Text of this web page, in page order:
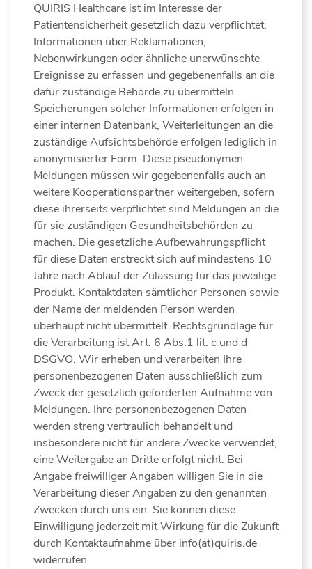
QUIRIS Healthcare ist im Interesse der
Patientensicherheit gesetzlich dazu verpflichtet,
Informationen über Reklamationen,
Nebenwirkungen oder ähnliche unerwünschte
Ereignisse zu erfassen und gegebenenfalls an die
dafür zuständige Behörde zu übermitteln.
Speicherungen solcher Informationen erfolgen in
einer internen Datenbank, Weiterleitungen an die
zuständige Aufsichtsbehörde erfolgen lediglich in
anonymisierter Form. Diese pseudonymen
Meldungen müssen wir gegebenenfalls auch an
weitere Kooperationspartner weitergeben, sofern
diese ihrerseits verpflichtet sind Meldungen an die
für sie zuständigen Gesundheitsbehörden zu
machen. Die gesetzliche Aufbewahrungspflicht
für diese Daten erstreckt sich auf mindestens 10
Jahre nach Ablauf der Zulassung für das jeweilige
Produkt. Kontaktdaten sämtlicher Personen sowie
der Name der meldenden Person werden
überhaupt nicht übermittelt. Rechtsgrundlage für
die Verarbeitung ist Art. 6 Abs.1 lit. c und d
DSGVO. Wir erheben und verarbeiten Ihre
personenbezogenen Daten ausschließlich zum
Zweck der gesetzlich geforderten Aufnahme von
Meldungen. Ihre personenbezogenen Daten
werden streng vertraulich behandelt und
insbesondere nicht für andere Zwecke verwendet,
eine Weitergabe an Dritte erfolgt nicht. Bei
Angabe freiwilliger Angaben willigen Sie in die
Verarbeitung dieser Angaben zu den genannten
Zwecken durch uns ein. Sie können diese
Einwilligung jederzeit mit Wirkung für die Zukunft
durch Kontaktaufnahme über info(at)quiris.de
widerrufen.